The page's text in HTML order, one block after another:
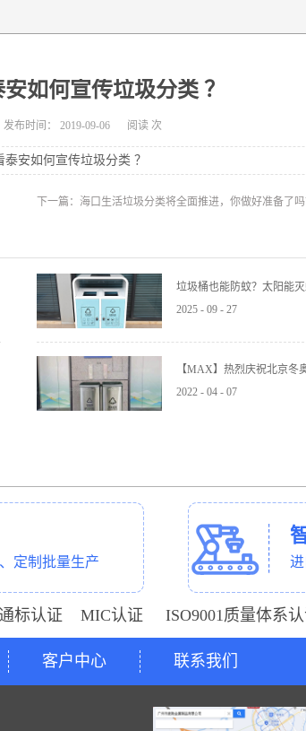
如何宣传垃圾分类 ？
发布时间： 2019-09-06 阅读 次
下一篇： 海口生活垃圾分类将全面推进，你做好准备了吗
垃圾桶也能防蚊？太阳能
2025 - 09 - 27
【MAX】热烈庆祝北京冬
2022 - 04 - 07
定制批量生产
标认证 MIC认证 ISO9001质量体系
客户中心 联系我们